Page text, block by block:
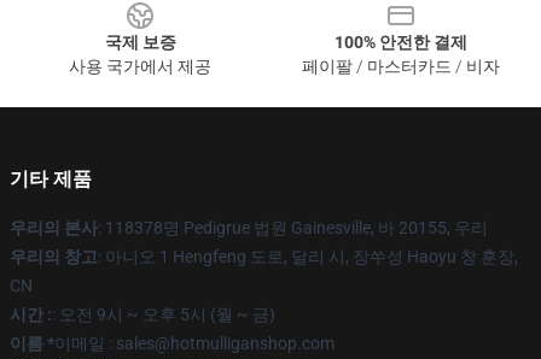
국제 보증
사용 국가에서 제공
100% 안전한 결제
페이팔 / 마스터카드 / 비자
기타 제품
우리의 본사: 118378명 Pedigrue 법원 Gainesville, 바 20155, 우리
우리의 창고: 아니오 1 Hengfeng 도로, 달리 시, 장쑤성 Haoyu 창 훈장,
CN
시간 :: 오전 9시 ~ 오후 5시 (월 ~ 금)
이름 *이메일 : sales@hotmulliganshop.com